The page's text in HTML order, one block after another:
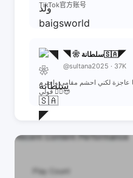
TikTok官方账号
◥ ❀ سلطانة🇸🇦◤
@sultana2025 · 37K
عاجزة لكني احشم مقامي واحترم
قولي 💁‍♀️😎